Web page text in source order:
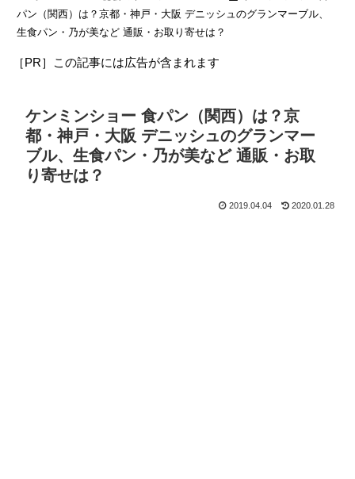
パン（関西）は？京都・神戸・大阪 デニッシュのグランマーブル、
生食パン・乃が美など 通販・お取り寄せは？
［PR］この記事には広告が含まれます
ケンミンショー 食パン（関西）は？京
都・神戸・大阪 デニッシュのグランマー
ブル、生食パン・乃が美など 通販・お取
り寄せは？
2019.04.04 2020.01.28